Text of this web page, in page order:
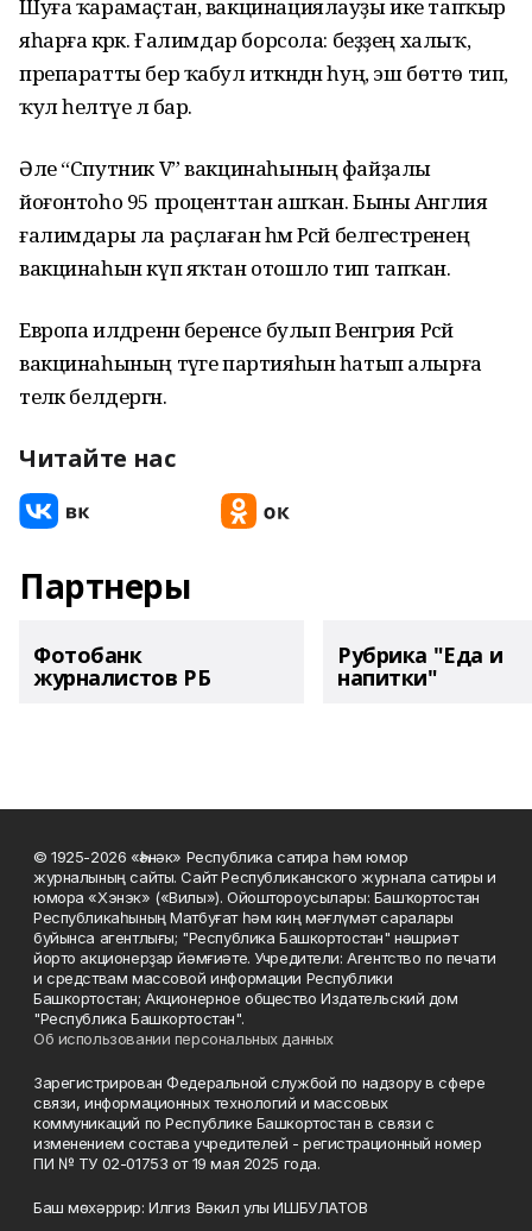
Шуға ҡарамаҫтан, вакцинациялауҙы ике тапҡыр
яһарға кәрәк. Ғалимдар борсола: беҙҙең халыҡ,
препаратты бер ҡабул иткәндән һуң, эш бөттө тип,
ҡул һелтәүе лә бар.
Әле “Спутник V” вакцинаһының файҙалы
йоғонтоһо 95 проценттан ашҡан. Быны Англия
ғалимдары ла раҫлаған һәм Рәсәй белгестәренең
вакцинаһын күп яҡтан отошло тип тапҡан.
Европа илдәренән беренсе булып Венгрия Рәсәй
вакцинаһының тәүге партияһын һатып алырға
теләк белдергән.
Читайте нас
Партнеры
Фотобанк
журналистов РБ
Рубрика "Еда и
напитки"
© 1925-2026 «Һәнәк» Республика сатира һәм юмор
журналының сайты. Сайт Республиканского журнала сатиры и
юмора «Хэнэк» («Вилы»). Ойоштороусылары: Башҡортостан
Республикаһының Матбуғат һәм киң мәғлүмәт саралары
буйынса агентлығы; "Республика Башкортостан" нәшриәт
йорто акционерҙар йәмғиәте. Учредители: Агентство по печати
и средствам массовой информации Республики
Башкортостан; Акционерное общество Издательский дом
"Республика Башкортостан".
Об использовании персональных данных
Зарегистрирован Федеральной службой по надзору в сфере
связи, информационных технологий и массовых
коммуникаций по Республике Башкортостан в связи с
изменением состава учредителей - регистрационный номер
ПИ № ТУ 02-01753 от 19 мая 2025 года.
Баш мөхәррир: Илгиз Вәкил улы ИШБУЛАТОВ